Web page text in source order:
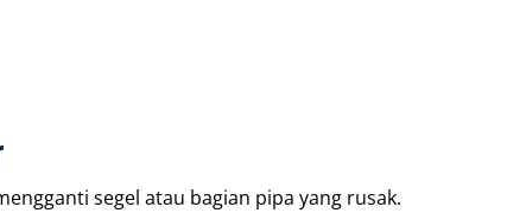
segel atau bagian pipa yang rusak.